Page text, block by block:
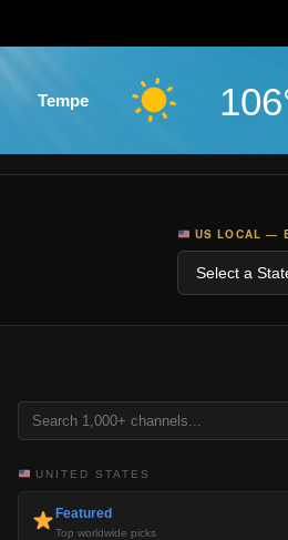
Tempe
US LOCAL —
UNITED STATES
Featured
Top worldwide picks